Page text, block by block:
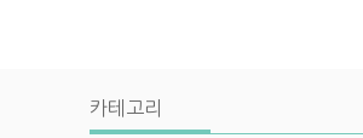
카테고리